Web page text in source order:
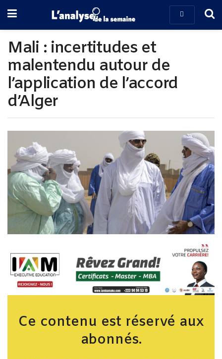
Mali : incertitudes et
malentendu autour de
l’application de l’accord
d’Alger
Ce contenu est réservé aux
abonnés.